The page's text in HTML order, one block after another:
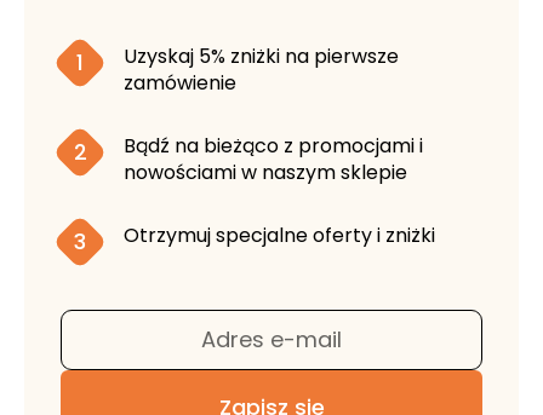
1
Uzyskaj 5% zniżki na pierwsze
zamówienie
2
Bądź na bieżąco z promocjami i
nowościami w naszym sklepie
3 Otrzymuj specjalne oferty i zniżki
Adres e-mail
Zapisz się